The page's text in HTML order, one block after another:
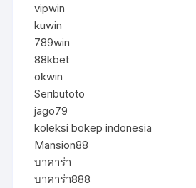
vipwin
kuwin
789win
88kbet
okwin
Seributoto
jago79
koleksi bokep indonesia
Mansion88
บาคาร่า
บาคาร่า888